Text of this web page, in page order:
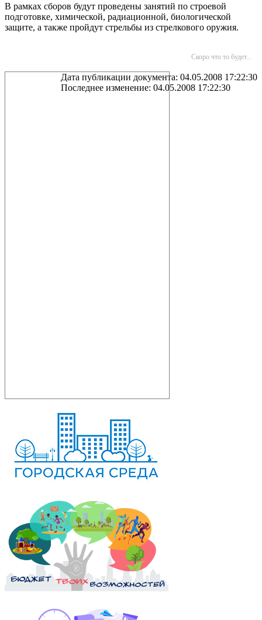
В рамках сборов будут проведены занятий по строевой
подготовке, химической, радиационной, биологической
защите, а также пройдут стрельбы из стрелкового оружия.
Скоро что то будет...
Дата публикации документа: 04.05.2008 17:22:30
Последнее изменение: 04.05.2008 17:22:30